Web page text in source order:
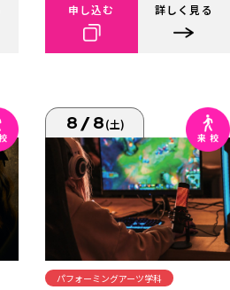
申し込む 詳しく見る
8/8(土)
パフォーミングアーツ学科